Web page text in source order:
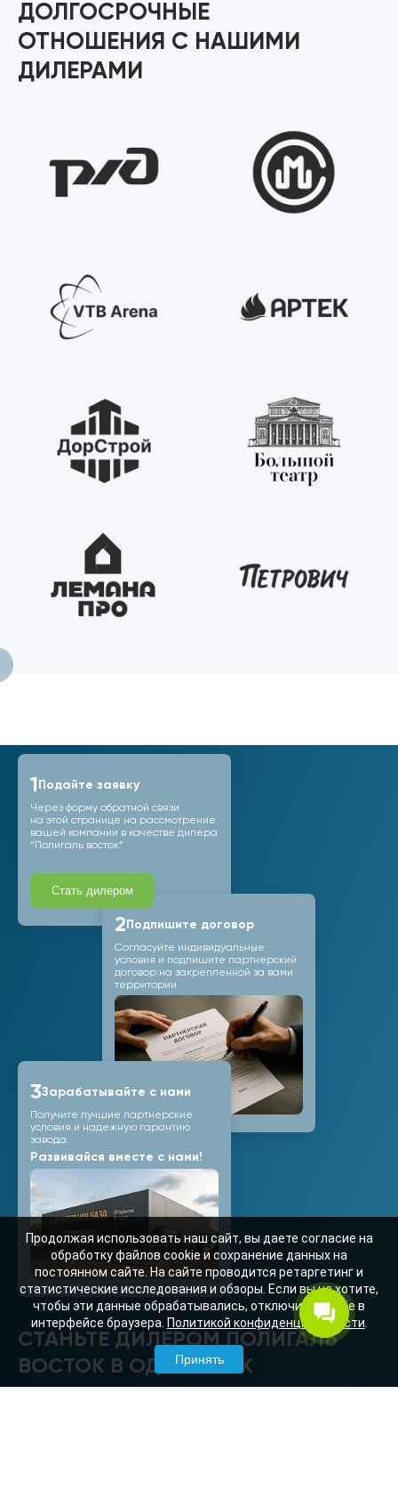
ДОЛГОСРОЧНЫЕ
ОТНОШЕНИЯ С НАШИМИ
ДИЛЕРАМИ
1 Подайте заявку
Через форму обратной связи
на этой странице на рассмотрение
вашей компании в качестве дилера
“Полигаль восток”
Стать дилером
2 Подпишите договор
Согласуйте индивидуальные
условия и подпишите партнерский
договор на закрепленной за вами
территории
3Зарабатывайте с нами
Получите лучшие партнерские
условия и надежную гарантию
завода.
Развивайся вместе с нами!
СТАНЬТЕ ДИЛЕРОМ ПОЛИГАЛЬ
ВОСТОК В ОДИН КЛИК
Продолжая использовать наш сайт, вы даете согласие на
обработку файлов cookie и сохранение данных на
постоянном сайте. На сайте проводится ретаргетинг и
статистические исследования и обзоры. Если вы не хотите,
чтобы эти данные обрабатывались, отключите cookie в
интерфейсе браузера. Политикой конфиденциальности
Принять